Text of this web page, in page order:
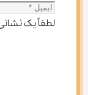
لطفاً یک